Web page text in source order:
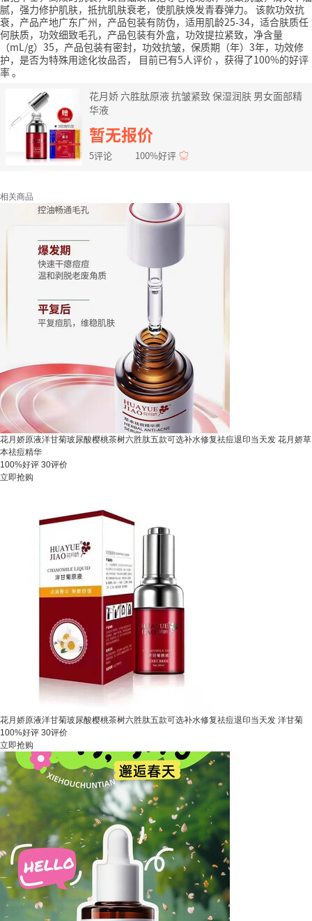
腻，强力修护肌肤，抵抗肌肤衰老，使肌肤焕发青春弹力。 该款功效抗
衰，产品产地广东广州，产品包装有防伪，适用肌龄25-34，适合肤质任
何肤质，功效细致毛孔，产品包装有外盒，功效提拉紧致，净含量
（mL/g）35，产品包装有密封，功效抗皱，保质期（年）3年，功效修
护，是否为特殊用途化妆品否，
目前已有5人评价 ，获得了100%的好评
率。
花月娇 六胜肽原液 抗皱紧致 保湿润肤 男女面部精
华液
暂无报价
5评论 100%好评
相关商品
花月娇原液洋甘菊玻尿酸樱桃茶树六胜肽五款可选补水修复祛痘退印当天发 花月娇草
本祛痘精华
100%好评 30评价
立即抢购
花月娇原液洋甘菊玻尿酸樱桃茶树六胜肽五款可选补水修复祛痘退印当天发 洋甘菊
100%好评 30评价
立即抢购